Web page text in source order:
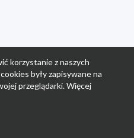
korzystanie z naszych
były zapisywane na
przeglądarki. Więcej